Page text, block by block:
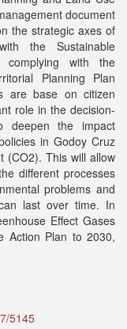
document
the strategic axes of
the Sustainable
complying with the
Planning Plan
are base on citizen
role in the decision-
deepen the impact
in Godoy Cruz
(CO2). This will allow
different processes
problems and
last over time. In
Effect Gases
Action Plan to 2030,
5145